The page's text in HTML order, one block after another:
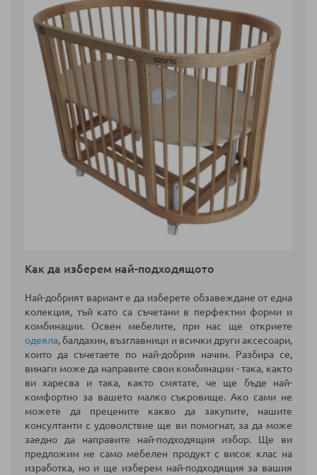
Как да изберем най-подходящото
Най-добрият вариант е да изберете обзавеждане от една
колекция, тъй като са съчетани в перфектни форми и
комбинации. Освен мебелите, при нас ще откриете
одеяла, балдахин, възглавници и всички други аксесоари,
които да съчетаете по най-добрия начин. Разбира се,
винаги може да направите свои комбинации - така, както
ви харесва и така, както смятате, че ще бъде най-
комфортно за вашето малко съкровище. Ако сами не
можете да прецените какво да закупите, нашите
консултанти с удоволствие ще ви помогнат, за да може
заедно да направите най-подходящия избор. Ще ви
предложим не само мебелен продукт с висок клас на
изработка, но и ще изберем най-подходящия за вашия